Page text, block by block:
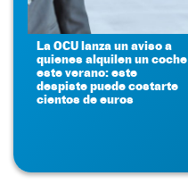
La OCU lanza un aviso a
quienes alquilen un coche
este verano: este
despiste puede costarte
cientos de euros